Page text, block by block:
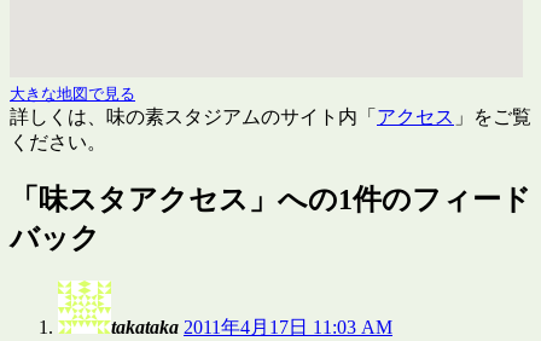
大きな地図で見る
詳しくは、味の素スタジアムのサイト内「 アクセス 」をご覧
ください。
「 味スタアクセス 」への1件のフィード
バック
takataka 2011年4月17日 11:03 AM